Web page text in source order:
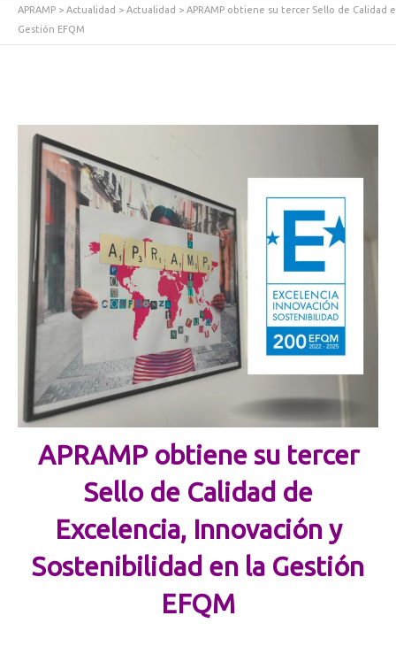
APRAMP > Actualidad > Actualidad > APRAMP obtiene su tercer Sello de Calidad
Gestión EFQM
APRAMP obtiene su tercer
Sello de Calidad de
Excelencia, Innovación y
Sostenibilidad en la Gestión
EFQM